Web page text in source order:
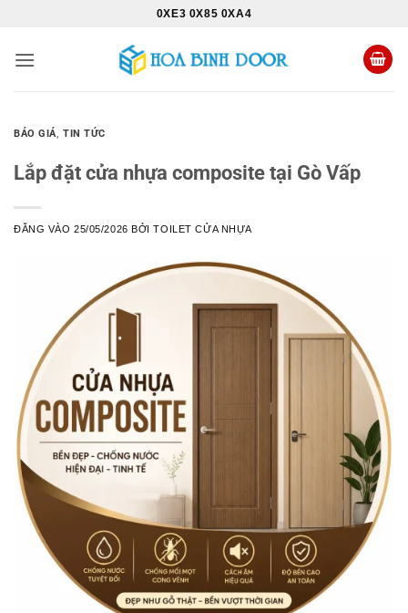
nội
0XE3 0X85 0XA4
BÁO GIÁ,TIN TỨC
Lắp đặt cửa nhựa composite tại Gò Vấp
ĐĂNG VÀO25/05/2026 BỞITOILET CỬA NHỰA